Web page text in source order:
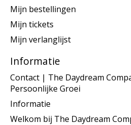
Mijn bestellingen
Mijn tickets
Mijn verlanglijst
Informatie
Contact | The Daydream
Persoonlijke Groei
Informatie
Welkom bij The Daydream